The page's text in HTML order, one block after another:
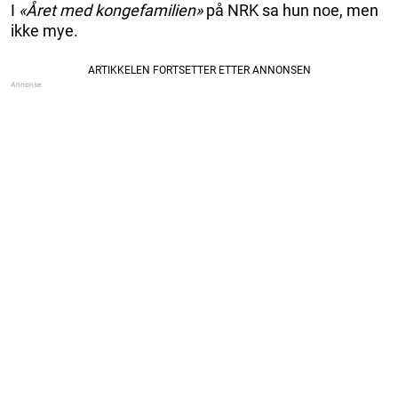
I «Året med kongefamilien»på NRK sa hun noe, men
ikke mye.